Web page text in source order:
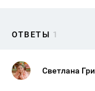
ОТВЕТЫ 1
Светлана